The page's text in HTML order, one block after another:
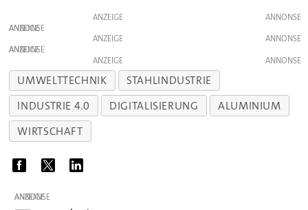
ANZEIGE
ANZEIGE
ANZEIGE
ANZEIGE
ANZEIGE
UMWELTTECHNIK
STAHLINDUSTRIE
INDUSTRIE 4.0
DIGITALISIERUNG
ALUMINIUM
WIRTSCHAFT
ANZEIGE